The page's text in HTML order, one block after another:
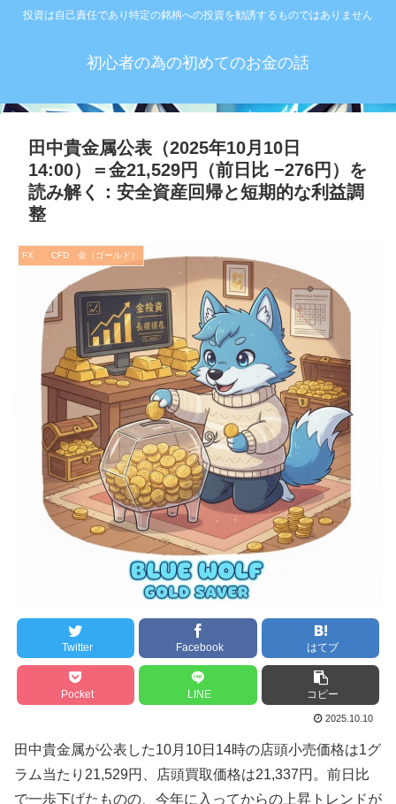
投資は自己責任であり特定の銘柄への投資を勧誘するものではありません
初心者の為の初めてのお金の話
田中貴金属公表（2025年10月10日
14:00）＝金21,529円（前日比 −276円）を
読み解く：安全資産回帰と短期的な利益調
整
FX CFD 金（ゴールド）
Twitter Facebook はてブ
Pocket LINE コピー
2025.10.10
田中貴金属が公表した10月10日14時の店頭小売価格は1グ
ラム当たり21,529円、店頭買取価格は21,337円。前日比
で一歩下げたものの、今年に入ってからの上昇トレンドが